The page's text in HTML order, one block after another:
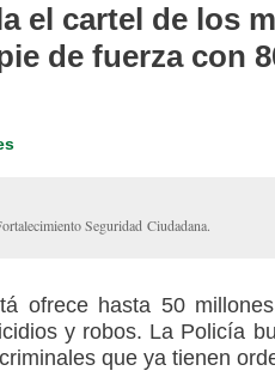
el cartel de los
de fuerza con
Seguridad Ciudadana.
ofrece hasta 50
y robos. La Policía
que ya tienen